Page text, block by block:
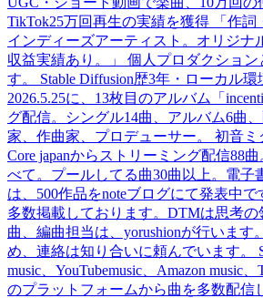
TikTok25万回再生の実績を獲得 「作詞
インディーズアーティスト。オリジナ
収益実績あり。」 個人プロダクション
す。 Stable Diffusion歴3年・ローカル
2026.5.25に、13枚目のアルバム「
グ配信。シングル14曲、アルバム6曲
家、作曲家、プロデューサー。 初音ミ
Core japanからストリーミング配信88
べて。プールしてる曲30曲以上。電子
は、500作品をnoteブログにて発表中で
多数掲載しております。DTMは思考
曲、編曲担当は、yorushionが行います
め、連絡は知り合いに頼んでいます。
music、YouTubemusic、Amazon music
のプラットフォームから曲を多数配信